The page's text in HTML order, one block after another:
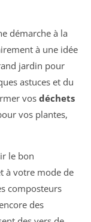
démarche à la
à une idée
jardin pour
astuces et du
vos déchets
vos plantes,
le bon
à votre mode de
composteurs
des